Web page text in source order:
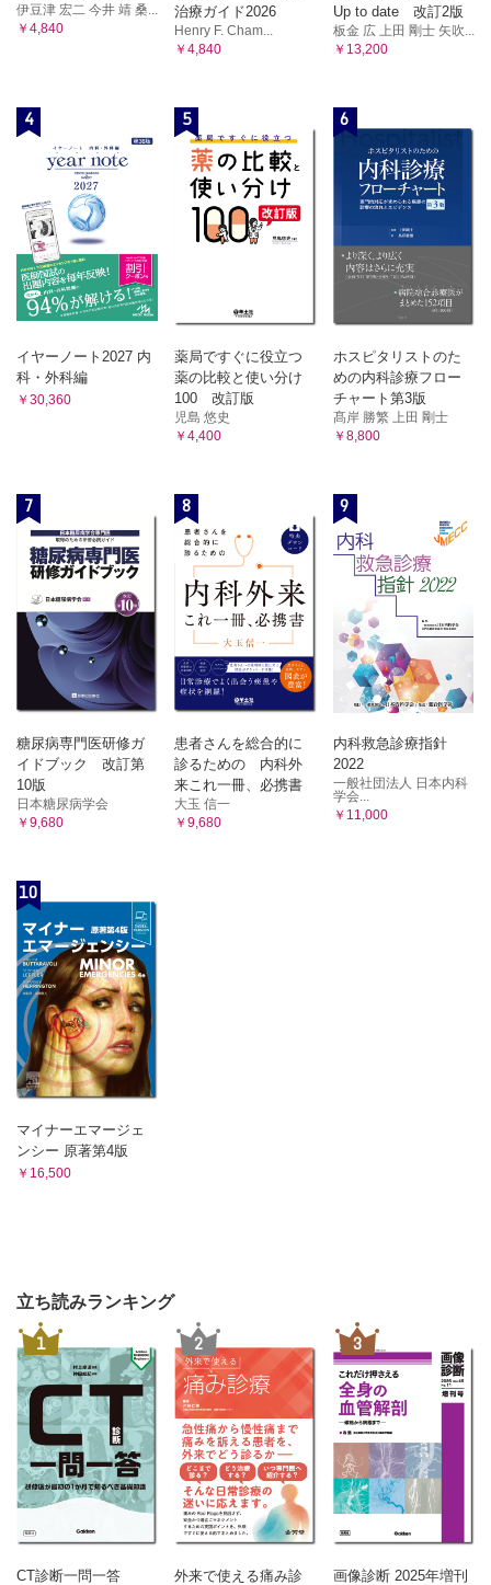
伊豆津 宏二 今井 靖 桑...
￥4,840
治療ガイド2026
Henry F. Cham...
￥4,840
Up to date 改訂2版
板金 広 上田 剛士 矢吹...
￥13,200
4
イヤーノート2027 内
科・外科編
￥30,360
5
薬局ですぐに役立つ
薬の比較と使い分け
100 改訂版
児島 悠史
￥4,400
6
ホスピタリストのた
めの内科診療フロー
チャート第3版
髙岸 勝繁 上田 剛士
￥8,800
7
糖尿病専門医研修ガ
イドブック 改訂第
10版
日本糖尿病学会
￥9,680
8
患者さんを総合的に
診るための 内科外
来これ一冊、必携書
大玉 信一
￥9,680
9
内科救急診療指針
2022
一般社団法人 日本内科
学会...
￥11,000
10
マイナーエマージェ
ンシー 原著第4版
￥16,500
立ち読みランキング
1
CT診断一問一答
2
外来で使える痛み診
3
画像診断 2025年増刊